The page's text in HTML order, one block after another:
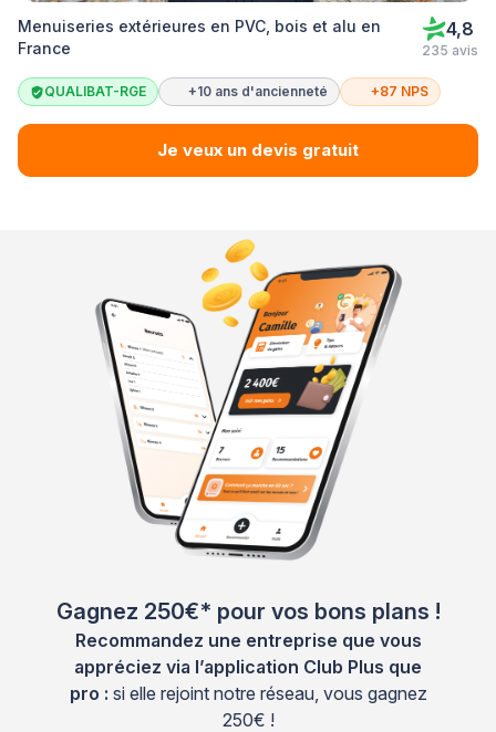
Menuiseries extérieures en PVC, bois et alu en
France
4,8
235 avis
QUALIBAT-RGE +10 ans d'ancienneté +87 NPS
Je veux un devis gratuit
Gagnez 250€* pour vos bons plans !
Recommandez une entreprise que vous
appréciez via l’application Club Plus que
pro : si elle rejoint notre réseau, vous gagnez
250€ !